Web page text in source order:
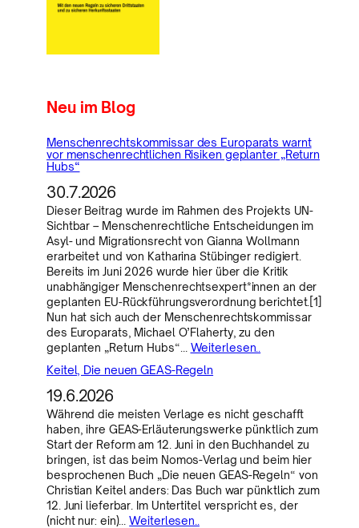
Neu im Blog
Menschenrechtskommissar des Europarats warnt
vor menschenrechtlichen Risiken geplanter „Return
Hubs“
30.7.2026
Dieser Beitrag wurde im Rahmen des Projekts UN-
Sichtbar – Menschenrechtliche Entscheidungen im
Asyl- und Migrationsrecht von Gianna Wollmann
erarbeitet und von Katharina Stübinger redigiert.
Bereits im Juni 2026 wurde hier über die Kritik
unabhängiger Menschenrechtsexpert*innen an der
geplanten EU-Rückführungsverordnung berichtet.[1]
Nun hat sich auch der Menschenrechtskommissar
des Europarats, Michael O’Flaherty, zu den
geplanten „Return Hubs“… Weiterlesen..
Keitel, Die neuen GEAS-Regeln
19.6.2026
Während die meisten Verlage es nicht geschafft
haben, ihre GEAS-Erläuterungswerke pünktlich zum
Start der Reform am 12. Juni in den Buchhandel zu
bringen, ist das beim Nomos-Verlag und beim hier
besprochenen Buch „Die neuen GEAS-Regeln“ von
Christian Keitel anders: Das Buch war pünktlich zum
12. Juni lieferbar. Im Untertitel verspricht es, der
(nicht nur: ein)…Weiterlesen..